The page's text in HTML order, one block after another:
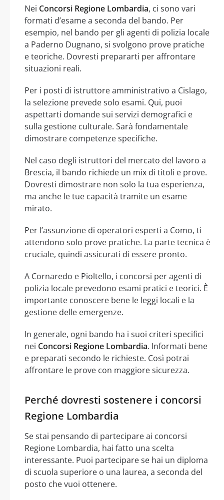
Nei Concorsi Regione Lombardia, ci sono vari
formati d’esame a seconda del bando. Per
esempio, nel bando per gli agenti di polizia locale
a Paderno Dugnano, si svolgono prove pratiche
e teoriche. Dovresti prepararti per affrontare
situazioni reali.
Per i posti di istruttore amministrativo a Cislago,
la selezione prevede solo esami. Qui, puoi
aspettarti domande sui servizi demografici e
sulla gestione culturale. Sarà fondamentale
dimostrare competenze specifiche.
Nel caso degli istruttori del mercato del lavoro a
Brescia, il bando richiede un mix di titoli e prove.
Dovresti dimostrare non solo la tua esperienza,
ma anche le tue capacità tramite un esame
mirato.
Per l’assunzione di operatori esperti a Como, ti
attendono solo prove pratiche. La parte tecnica è
cruciale, quindi assicurati di essere pronto.
A Cornaredo e Pioltello, i concorsi per agenti di
polizia locale prevedono esami pratici e teorici. È
importante conoscere bene le leggi locali e la
gestione delle emergenze.
In generale, ogni bando ha i suoi criteri specifici
nei Concorsi Regione Lombardia. Informati bene
e preparati secondo le richieste. Così potrai
affrontare le prove con maggiore sicurezza.
Perché dovresti sostenere i concorsi
Regione Lombardia
Se stai pensando di partecipare ai concorsi
Regione Lombardia, hai fatto una scelta
interessante. Puoi partecipare se hai un diploma
di scuola superiore o una laurea, a seconda del
posto che vuoi ottenere.